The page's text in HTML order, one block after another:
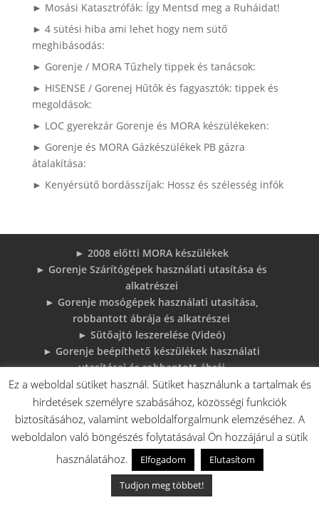
► Mosási Katasztrófák: Így Mentsd meg a Ruháidat!
► 4 sütési hiba ami lehet hogy nem sütő
meghibásodás:
► Gorenje / MORA Tűzhely tippek és tanácsok:
► HISENSE / Gorenej Hűtők és fagyasztók: tippek és
megoldások:
► LOC gyerekzár Gorenje és MORA készülékeken:
► Gorenje és MORA Gázkészülékek PB gázra
átalakítása:
► Kenyérsütő bordásszíjak: Hossz és szélesség infók
► 2008 előtti MORA készülékek
► Gorenje Szárítógépek használati utasítása és
alkatrészei
► Gorenje mosógépek használati utasítása,
robbantott ábrája és alkatrészei
► Sütőajtó leszerelése (Videó)
► Gorenje beépíthető készülékek használati
utasításai és robbantott ábrái
► MORA tűzhelyek használati utasítások
adatlapok robbantott rajzok
► Gorenje Bojler Vízkő problémák és
megoldások
► 6 gyakori sütő hiba, és megoldások
♦Gorenje Háztartásigépek adattábláiról:
Ez a weboldal sütiket használ. Sütiket használunk a tartalmak és
hirdetések személyre szabásához, közösségi funkciók
biztosításához, valamint weboldalforgalmunk elemzéséhez. A
weboldalon való böngészés folytatásával Ön hozzájárul a sütik
használatához.
Elfogadom
Elutasítom
Tudjon meg többet!